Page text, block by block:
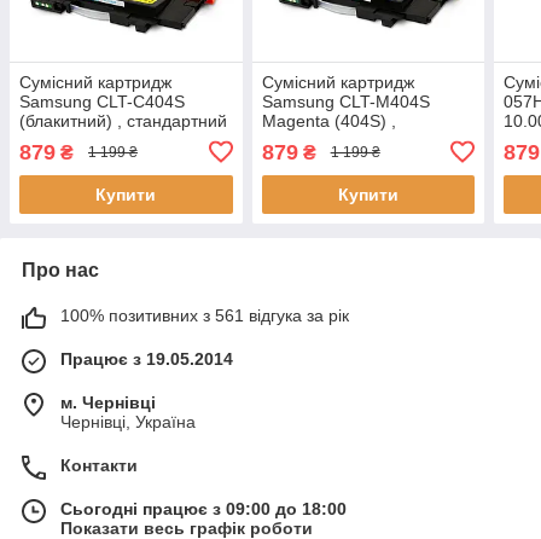
Сумісний картридж
Samsung CLT-С404Ѕ
(блакитний) , стандартний
аналог від Gravitone
879 ₴ 1 199 ₴
Купити
Сумісний картридж
Samsung CLT-M404S
Magenta (404S) ,
аналог від Gravitone
879₴ 1 199 ₴
Купити
879
Про нас
100% позитивних з 561 відгука за рік
Працює з 19.05.2014
м. Чернівці
Чернівці, Україна
Контакти
Сьогодні працює з 09:00 до 18:00
Показати весь графік роботи